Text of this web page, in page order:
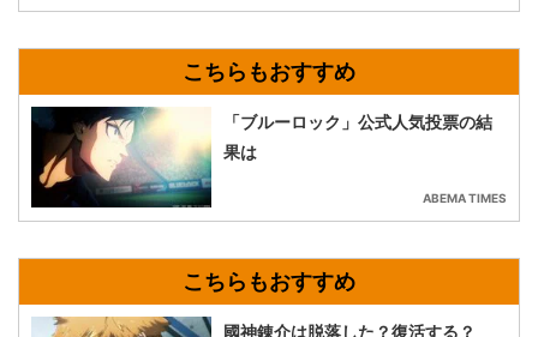
「ブルーロック」公式人気投票の結
果は
ABEMA TIMES
國神錬介は脱落した？復活する？